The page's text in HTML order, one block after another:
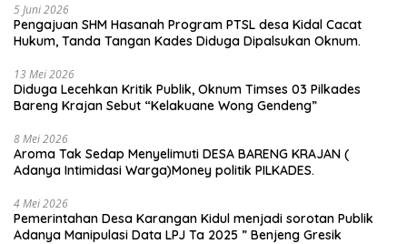
5 Juni 2026
Pengajuan SHM Hasanah Program PTSL desa Kidal Cacat
Hukum, Tanda Tangan Kades Diduga Dipalsukan Oknum.
13 Mei 2026
Diduga Lecehkan Kritik Publik, Oknum Timses 03 Pilkades
Bareng Krajan Sebut “Kelakuane Wong Gendeng”
8 Mei 2026
Aroma Tak Sedap Menyelimuti DESA BARENG KRAJAN (
Adanya Intimidasi Warga)Money politik PILKADES.
4 Mei 2026
Pemerintahan Desa Karangan Kidul menjadi sorotan Publik
Adanya Manipulasi Data LPJ Ta 2025 ” Benjeng Gresik